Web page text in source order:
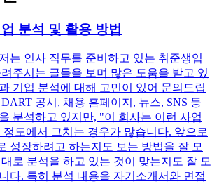
분석 및 활용 방법
는 인사 직무를 준비하고 있는 취준생입
주시는 글들을 보며 많은 도움을 받고 있
기업 분석에 대해 고민이 있어 문의드립
공시, 채용 홈페이지, 뉴스, SNS 등
분석하고 있지만, "이 회사는 이런 사업
도에서 그치는 경우가 많습니다. 앞으로
성장하려고 하는지도 보는 방법을 잘 모
로 분석을 하고 있는 것이 맞는지도 잘 모
다. 특히 분석 내용을 자기소개서와 면접